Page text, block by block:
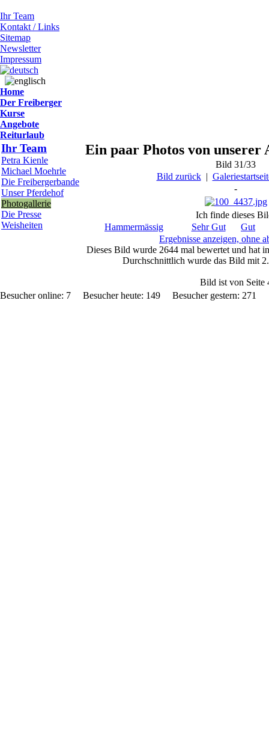
Ihr Team
Kontakt / Links
Sitemap
Newsletter
Impressum
Home
Der Freiberger
Kurse
Angebote
Reiturlaub
Ihr Team
Petra Kienle
Michael Moehrle
Die Freibergerbande
Unser Pferdehof
Photogallerie
Die Presse
Weisheiten
Ein paar Photos von unserer
Bild 31/33
Bild zurück|
-
Ich finde dieses
Hammermässig
Sehr Gut
Gut
Ergebnisse anzeigen, ohne
Dieses Bild wurde 2644 mal bewertet und hat
Durchschnittlich wurde das Bild mit
Bild ist von Seite
Besucher online: 7 Besucher heute: 149 Besucher gestern: